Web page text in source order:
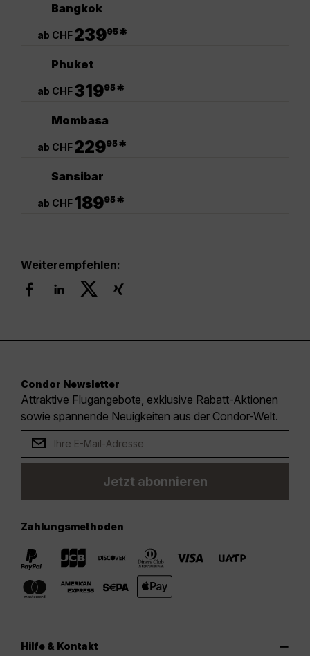
Bangkok
ab CHF23995*
Phuket
ab CHF31995*
Mombasa
ab CHF22995*
Sansibar
ab CHF18995*
Weiterempfehlen:
Condor Newsletter
Attraktive Flugangebote, exklusive Rabatt-Aktionen
sowie spannende Neuigkeiten aus der Condor-Welt.
Jetzt abonnieren
Zahlungsmethoden
Hilfe & Kontakt